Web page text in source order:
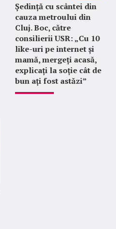
Ședință cu scântei din
cauza metroului din
Cluj. Boc, către
consilierii USR: „Cu 10
like-uri pe internet și
mamă, mergeți acasă,
explicați la soție cât de
bun ați fost astăzi”